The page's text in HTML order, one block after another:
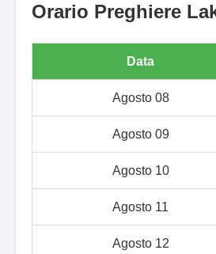
Orario Preghiere
Data
Agosto 08
Agosto 09
Agosto 10
Agosto 11
Agosto 12